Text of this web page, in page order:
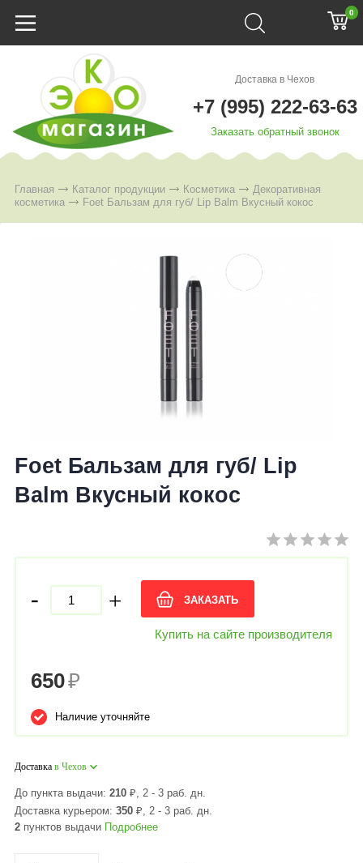
0
Доставка в Чехов
+7 (995) 222-63-63
Заказать обратный звонок
Главная Каталог продукции Косметика
Декоративная
косметика
Foet Бальзам для губ/ Lip Balm Вкусный кокос
Foet Бальзам для губ/ Lip
Balm Вкусный кокос
- + ЗАКАЗАТЬ
Купить на сайте производителя
650₽
Наличие уточняйте
Доставка в Чехов
До пункта выдачи: 210 ₽, 2 - 3 раб. дн.
Доставка курьером: 350 ₽, 2 - 3 раб. дн.
2 пунктов выдачи Подробнее